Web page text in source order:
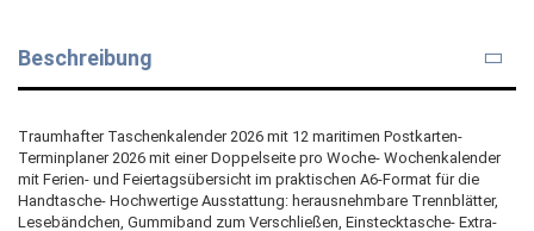
Beschreibung
Traumhafter Taschenkalender 2026 mit 12 maritimen Postkarten-
Terminplaner 2026 mit einer Doppelseite pro Woche- Wochenkalender
mit Ferien- und Feiertagsübersicht im praktischen A6-Format für die
Handtasche- Hochwertige Ausstattung: herausnehmbare Trennblätter,
Lesebändchen, Gummiband zum Verschließen, Einstecktasche- Extra-